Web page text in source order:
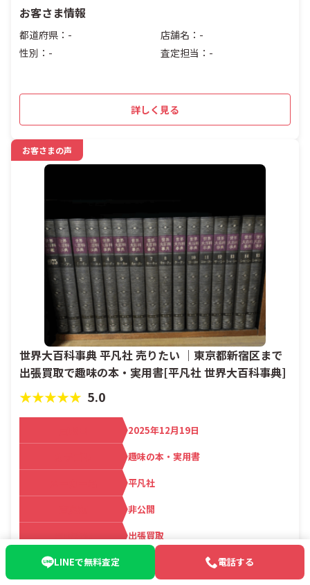
お客さま情報
都道府県：-
店舗名：-
性別：-
査定担当：-
詳しく見る
お客さまの声
世界大百科事典 平凡社 売りたい ｜東京都新宿区まで
出張買取で趣味の本・実用書[平凡社 世界大百科事典]
★★★★★ 5.0
2025年12月19日
趣味の本・実用書
平凡社
非公開
出張買取
お客さま情報
電話する
LINEで無料査定